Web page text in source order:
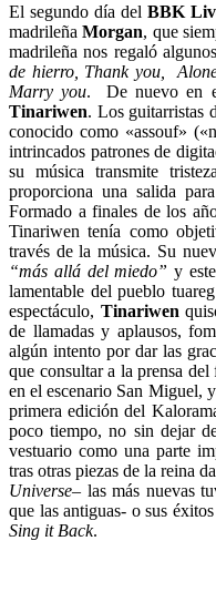
El segundo día delBBK
madrileñaMorgan, que
madrileña nos regaló
de hierro, Thank you,
Marry you. De nuevo en
Tinariwen. Los guitarristas
conocido como «assouf»
intrincados patrones de
su música transmite
proporciona una salida
Formado a finales de los
Tinariwen tenía como
través de la música. Su
“más allá del miedo” y
lamentable del pueblo
espectáculo, Tinariwen
de llamadas y aplausos,
algún intento por dar las
que consultar a la prensa del
en el escenario San Miguel,
primera edición del
poco tiempo, no sin dejar
vestuario como una parte
tras otras piezas de la reina
Universe– las más nuevas
que las antiguas- o sus
Sing it Back.